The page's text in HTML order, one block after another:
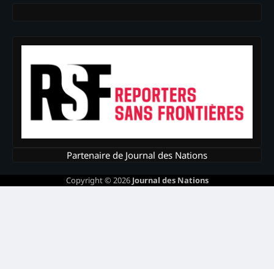
Partenaire de Journal des Nations
Copyright © 2026 Journal des Nations